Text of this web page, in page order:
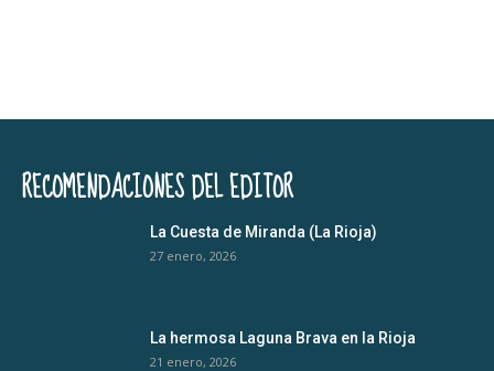
RECOMENDACIONES DEL EDITOR
La Cuesta de Miranda (La Rioja)
27 enero, 2026
La hermosa Laguna Brava en la Rioja
21 enero, 2026